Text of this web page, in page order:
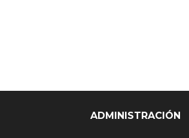
ADMINISTRACIÓN